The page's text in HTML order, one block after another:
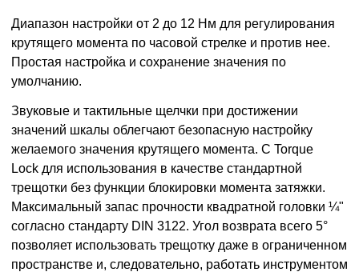
Диапазон настройки от 2 до 12 Нм для регулирования
крутящего момента по часовой стрелке и против нее.
Простая настройка и сохранение значения по
умолчанию.
Звуковые и тактильные щелчки при достижении
значений шкалы облегчают безопасную настройку
желаемого значения крутящего момента. С Torque
Lock для использования в качестве стандартной
трещотки без функции блокировки момента затяжки.
Максимальный запас прочности квадратной головки ¼"
согласно стандарту DIN 3122. Угол возврата всего 5°
позволяет использовать трещотку даже в ограниченном
пространстве и, следовательно, работать инструментом